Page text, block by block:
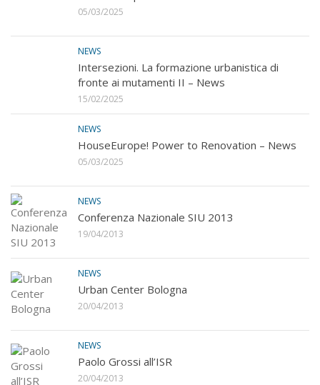
05/03/2025
NEWS
Intersezioni. La formazione urbanistica di
fronte ai mutamenti II – News
15/02/2025
NEWS
HouseEurope! Power to Renovation – News
05/03/2025
NEWS
Conferenza Nazionale SIU 2013
19/04/2013
NEWS
Urban Center Bologna
20/04/2013
NEWS
Paolo Grossi all’ISR
20/04/2013